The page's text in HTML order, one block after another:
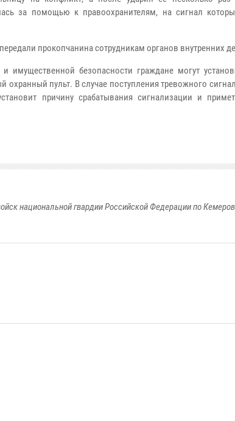
за помощью к правоохранителям, на сигнал
прокопчанина сотрудникам органов внутренних
имущественной безопасности граждане могут
пульт. В случае поступления тревожного
причину срабатывания сигнализации и
национальной гвардии Российской Федерации по